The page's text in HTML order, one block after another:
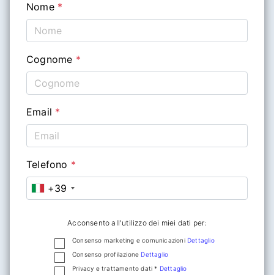
Nome *
Cognome *
Email *
Telefono *
+39
Acconsento all'utilizzo dei miei dati per:
Consenso marketing e comunicazioni Dettaglio
Consenso profilazione Dettaglio
Privacy e trattamento dati * Dettaglio